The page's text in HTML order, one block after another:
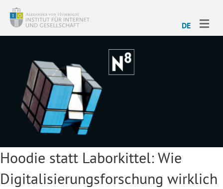
DE
Hoodie statt Laborkittel: Wie
Digitalisierungsforschung wirklich